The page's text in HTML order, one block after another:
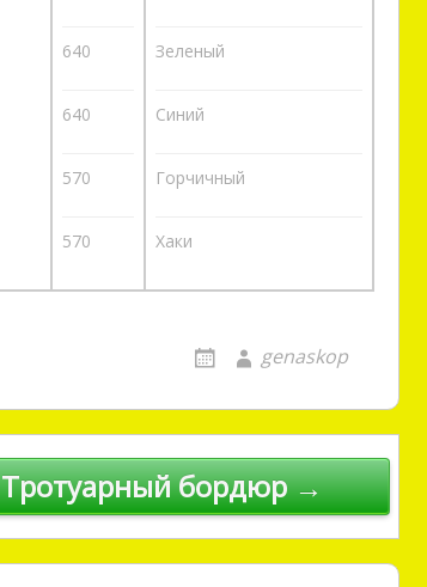
640
640
570
570
Зеленый
Синий
Горчичный
Хаки
genaskop
Тротуарный бордюр →